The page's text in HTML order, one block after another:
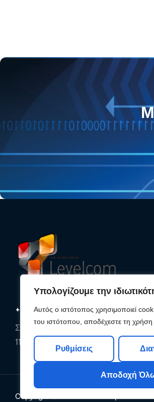
Υπολογίζουμε την
Αυτός ο ιστότοπος χρησιμοποιεί
του ιστότοπου, αποδέχεστε τη
Ρυθμίσεις
Αποδοχή
+30 210 25 33 620
Συρακουσών 85, Αθήνα,
11142, Αττική
Copyright © 2026